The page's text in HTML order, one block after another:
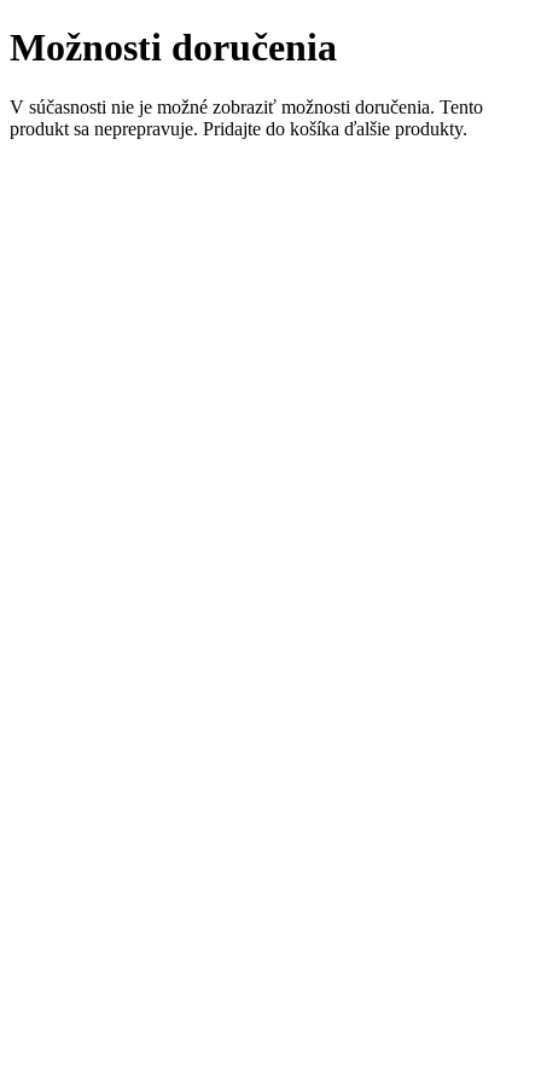
Možnosti doručenia
V súčasnosti nie je možné zobraziť možnosti doručenia. Tento
produkt sa neprepravuje. Pridajte do košíka ďalšie produkty.